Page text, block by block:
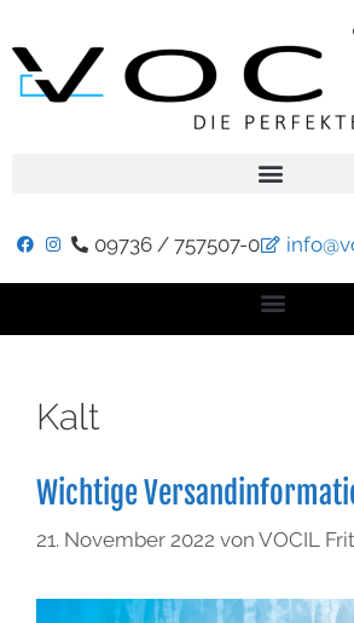
09736 / 757507-0
Kalt
Wichtige
21. November 2022 von VOCIL